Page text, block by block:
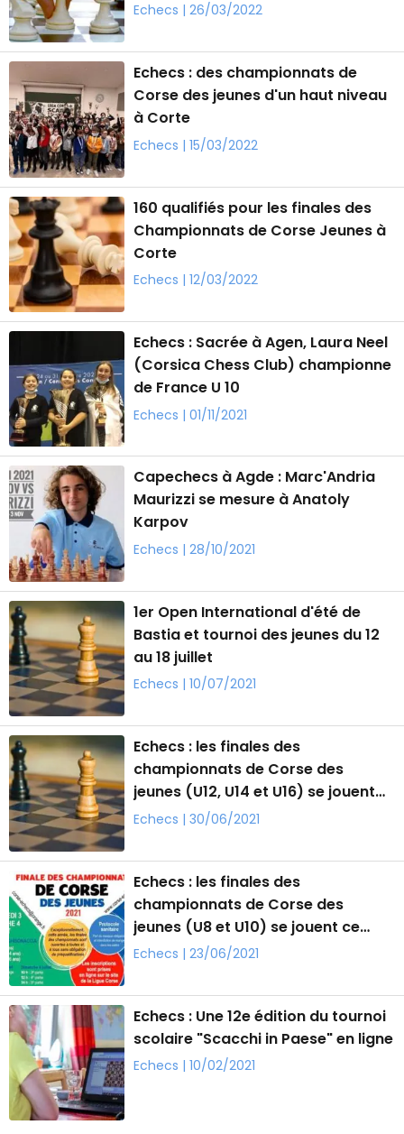
Echecs | 26/03/2022
Echecs : des championnats de
Corse des jeunes d'un haut niveau
à Corte
Echecs | 15/03/2022
160 qualifiés pour les finales des
Championnats de Corse Jeunes à
Corte
Echecs | 12/03/2022
Echecs : Sacrée à Agen, Laura Neel
(Corsica Chess Club) championne
de France U 10
Echecs | 01/11/2021
Capechecs à Agde : Marc'Andria
Maurizzi se mesure à Anatoly
Karpov
Echecs | 28/10/2021
1er Open International d'été de
Bastia et tournoi des jeunes du 12
au 18 juillet
Echecs | 10/07/2021
Echecs : les finales des
championnats de Corse des
jeunes (U12, U14 et U16) se jouent
ce samedi à Ghisonaccia
Echecs | 30/06/2021
Echecs : les finales des
championnats de Corse des
jeunes (U8 et U10) se jouent ce
samedi à Corti
Echecs | 23/06/2021
Echecs : Une 12e édition du tournoi
scolaire "Scacchi in Paese" en ligne
Echecs | 10/02/2021